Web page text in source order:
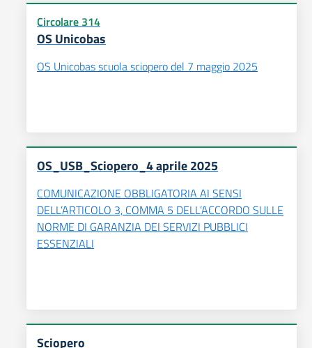
Circolare 314
OS Unicobas
OS Unicobas scuola sciopero del 7 maggio 2025
OS_USB_Sciopero_4 aprile 2025
COMUNICAZIONE OBBLIGATORIA AI SENSI
DELL’ARTICOLO 3, COMMA 5 DELL’ACCORDO SULLE
NORME DI GARANZIA DEI SERVIZI PUBBLICI
ESSENZIALI
Sciopero